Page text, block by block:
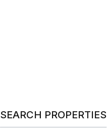
SEARCH PROPERTIES